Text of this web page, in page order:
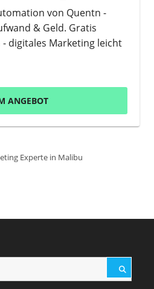
von Quentn -
& Geld. Gratis
digitales Marketing leicht
ANGEBOT
Experte in Malibu